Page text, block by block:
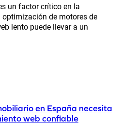
un factor crítico en la
de motores de
lento puede llevar a un
en España necesita
web confiable